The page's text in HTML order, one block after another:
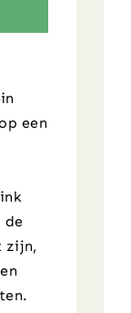
een
de
zijn,